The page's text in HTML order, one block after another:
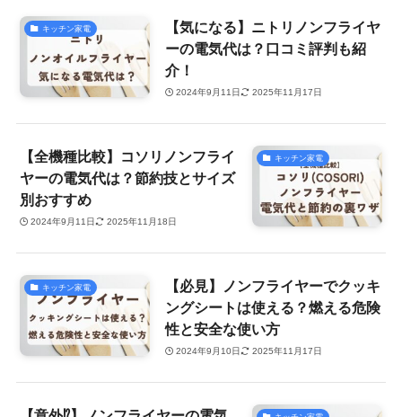
キッチン家電
【気になる】ニトリノンフライヤ
ーの電気代は？口コミ評判も紹
介！
2024年9月11日 2025年11月17日
キッチン家電
【全機種比較】コソリノンフライ
ヤーの電気代は？節約技とサイズ
別おすすめ
2024年9月11日 2025年11月18日
キッチン家電
【必見】ノンフライヤーでクッキ
ングシートは使える？燃える危険
性と安全な使い方
2024年9月10日 2025年11月17日